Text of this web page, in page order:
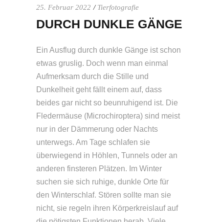
25. Februar 2022 Tierfotografie
DURCH DUNKLE GÄNGE
Ein Ausflug durch dunkle Gänge ist schon
etwas gruslig. Doch wenn man einmal
Aufmerksam durch die Stille und
Dunkelheit geht fällt einem auf, dass
beides gar nicht so beunruhigend ist. Die
Fledermäuse (Microchiroptera) sind meist
nur in der Dämmerung oder Nachts
unterwegs. Am Tage schlafen sie
überwiegend in Höhlen, Tunnels oder an
anderen finsteren Plätzen. Im Winter
suchen sie sich ruhige, dunkle Orte für
den Winterschlaf. Stören sollte man sie
nicht, sie regeln ihren Körperkreislauf auf